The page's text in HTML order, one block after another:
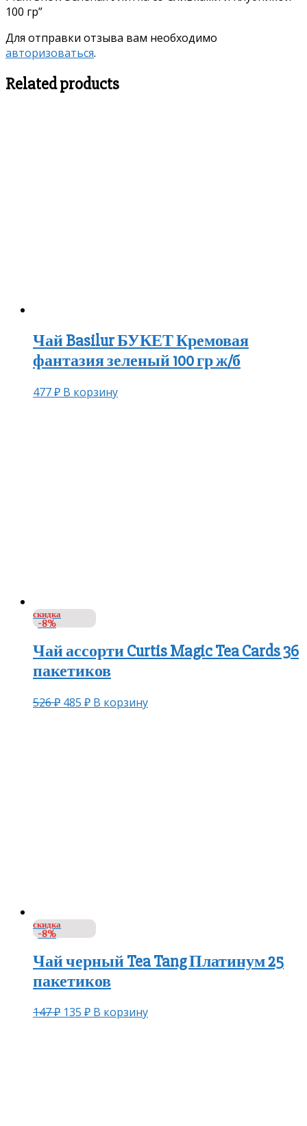
100 гр”
Для отправки отзыва вам необходимо
авторизоваться.
Related products
Чай Basilur БУКЕТ Кремовая
фантазия зеленый 100 гр ж/б
477₽ В корзину
скидка
-8%
Чай ассорти Curtis Magic Tea Cards 36
пакетиков
526₽ 485 ₽ В корзину
скидка
-8%
Чай черный Tea Tang Платинум 25
пакетиков
147₽ 135 ₽ В корзину